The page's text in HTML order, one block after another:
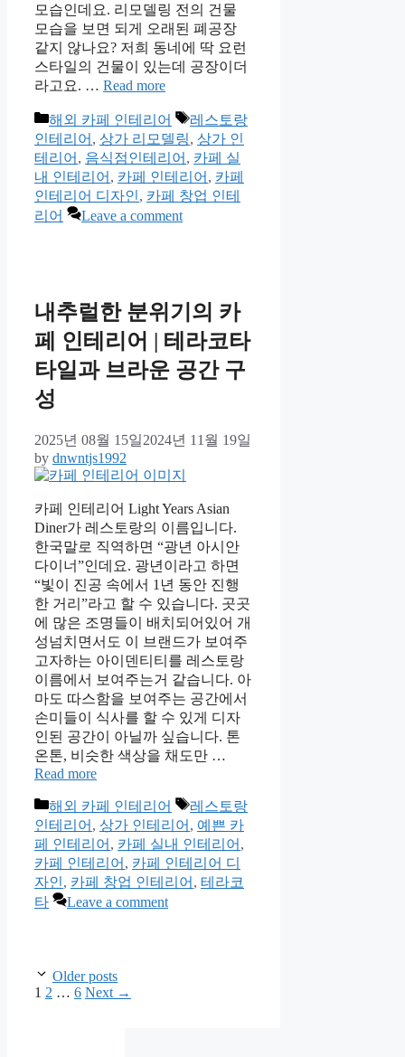
모습인데요. 리모델링 전의 건물
모습을 보면 되게 오래된 폐공장
같지 않나요? 저희 동네에 딱 요런
스타일의 건물이 있는데 공장이더
라고요. … Read more
Categories
해외 카페 인테리어 Tags
레스토랑
인테리어 , 상가 리모델링, 상가 인
테리어 , 음식점인테리어 , 카페 실
내 인테리어 , 카페 인테리어 , 카페
인테리어 디자인, 카페 창업 인테
리어
Leave a comment
내추럴한 분위기의 카
페 인테리어 | 테라코타
타일과 브라운 공간 구
성
2025년 08월 15일2024년 11월 19일
by dnwntjs1992
카페 인테리어 Light Years Asian
Diner가 레스토랑의 이름입니다.
한국말로 직역하면 “광년 아시안
다이너”인데요. 광년이라고 하면
“빛이 진공 속에서 1년 동안 진행
한 거리”라고 할 수 있습니다. 곳곳
에 많은 조명들이 배치되어있어 개
성넘치면서도 이 브랜드가 보여주
고자하는 아이덴티티를 레스토랑
이름에서 보여주는거 같습니다. 아
마도 따스함을 보여주는 공간에서
손미들이 식사를 할 수 있게 디자
인된 공간이 아닐까 싶습니다. 톤
온톤, 비슷한 색상을 채도만 …
Read more
Categories
해외 카페 인테리어 Tags
레스토랑
인테리어 , 상가 인테리어 , 예쁜 카
페 인테리어 , 카페 실내 인테리어 ,
카페 인테리어 , 카페 인테리어 디
자인, 카페 창업 인테리어 , 테라코
타
Leave a comment
Older posts
Page
1 Page
2 … Page
6 Next →